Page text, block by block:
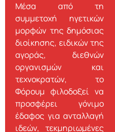
Μέσα από τη
συμμετοχή ηγετικών
μορφών της δημόσιας
διοίκησης, ειδικών της
αγοράς, διεθνών
οργανισμών και
τεχνοκρατών, το
Φόρουμ φιλοδοξεί να
προσφέρει γόνιμο
έδαφος για ανταλλαγή
ιδεών, τεκμηριωμένες